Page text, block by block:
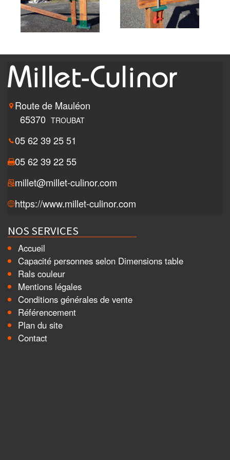
Route de Mauléon
65370 TROUBAT
05 62 39 25 51
05 62 39 22 55
millet@millet-culinor.com
https://www.millet-culinor.com
NOS SERVICES
Accueil
Capacité personnes selon Dimensions table
Rals couleur
Mentions légales
Conditions générales de vente
Référencement
Plan du site
Contact